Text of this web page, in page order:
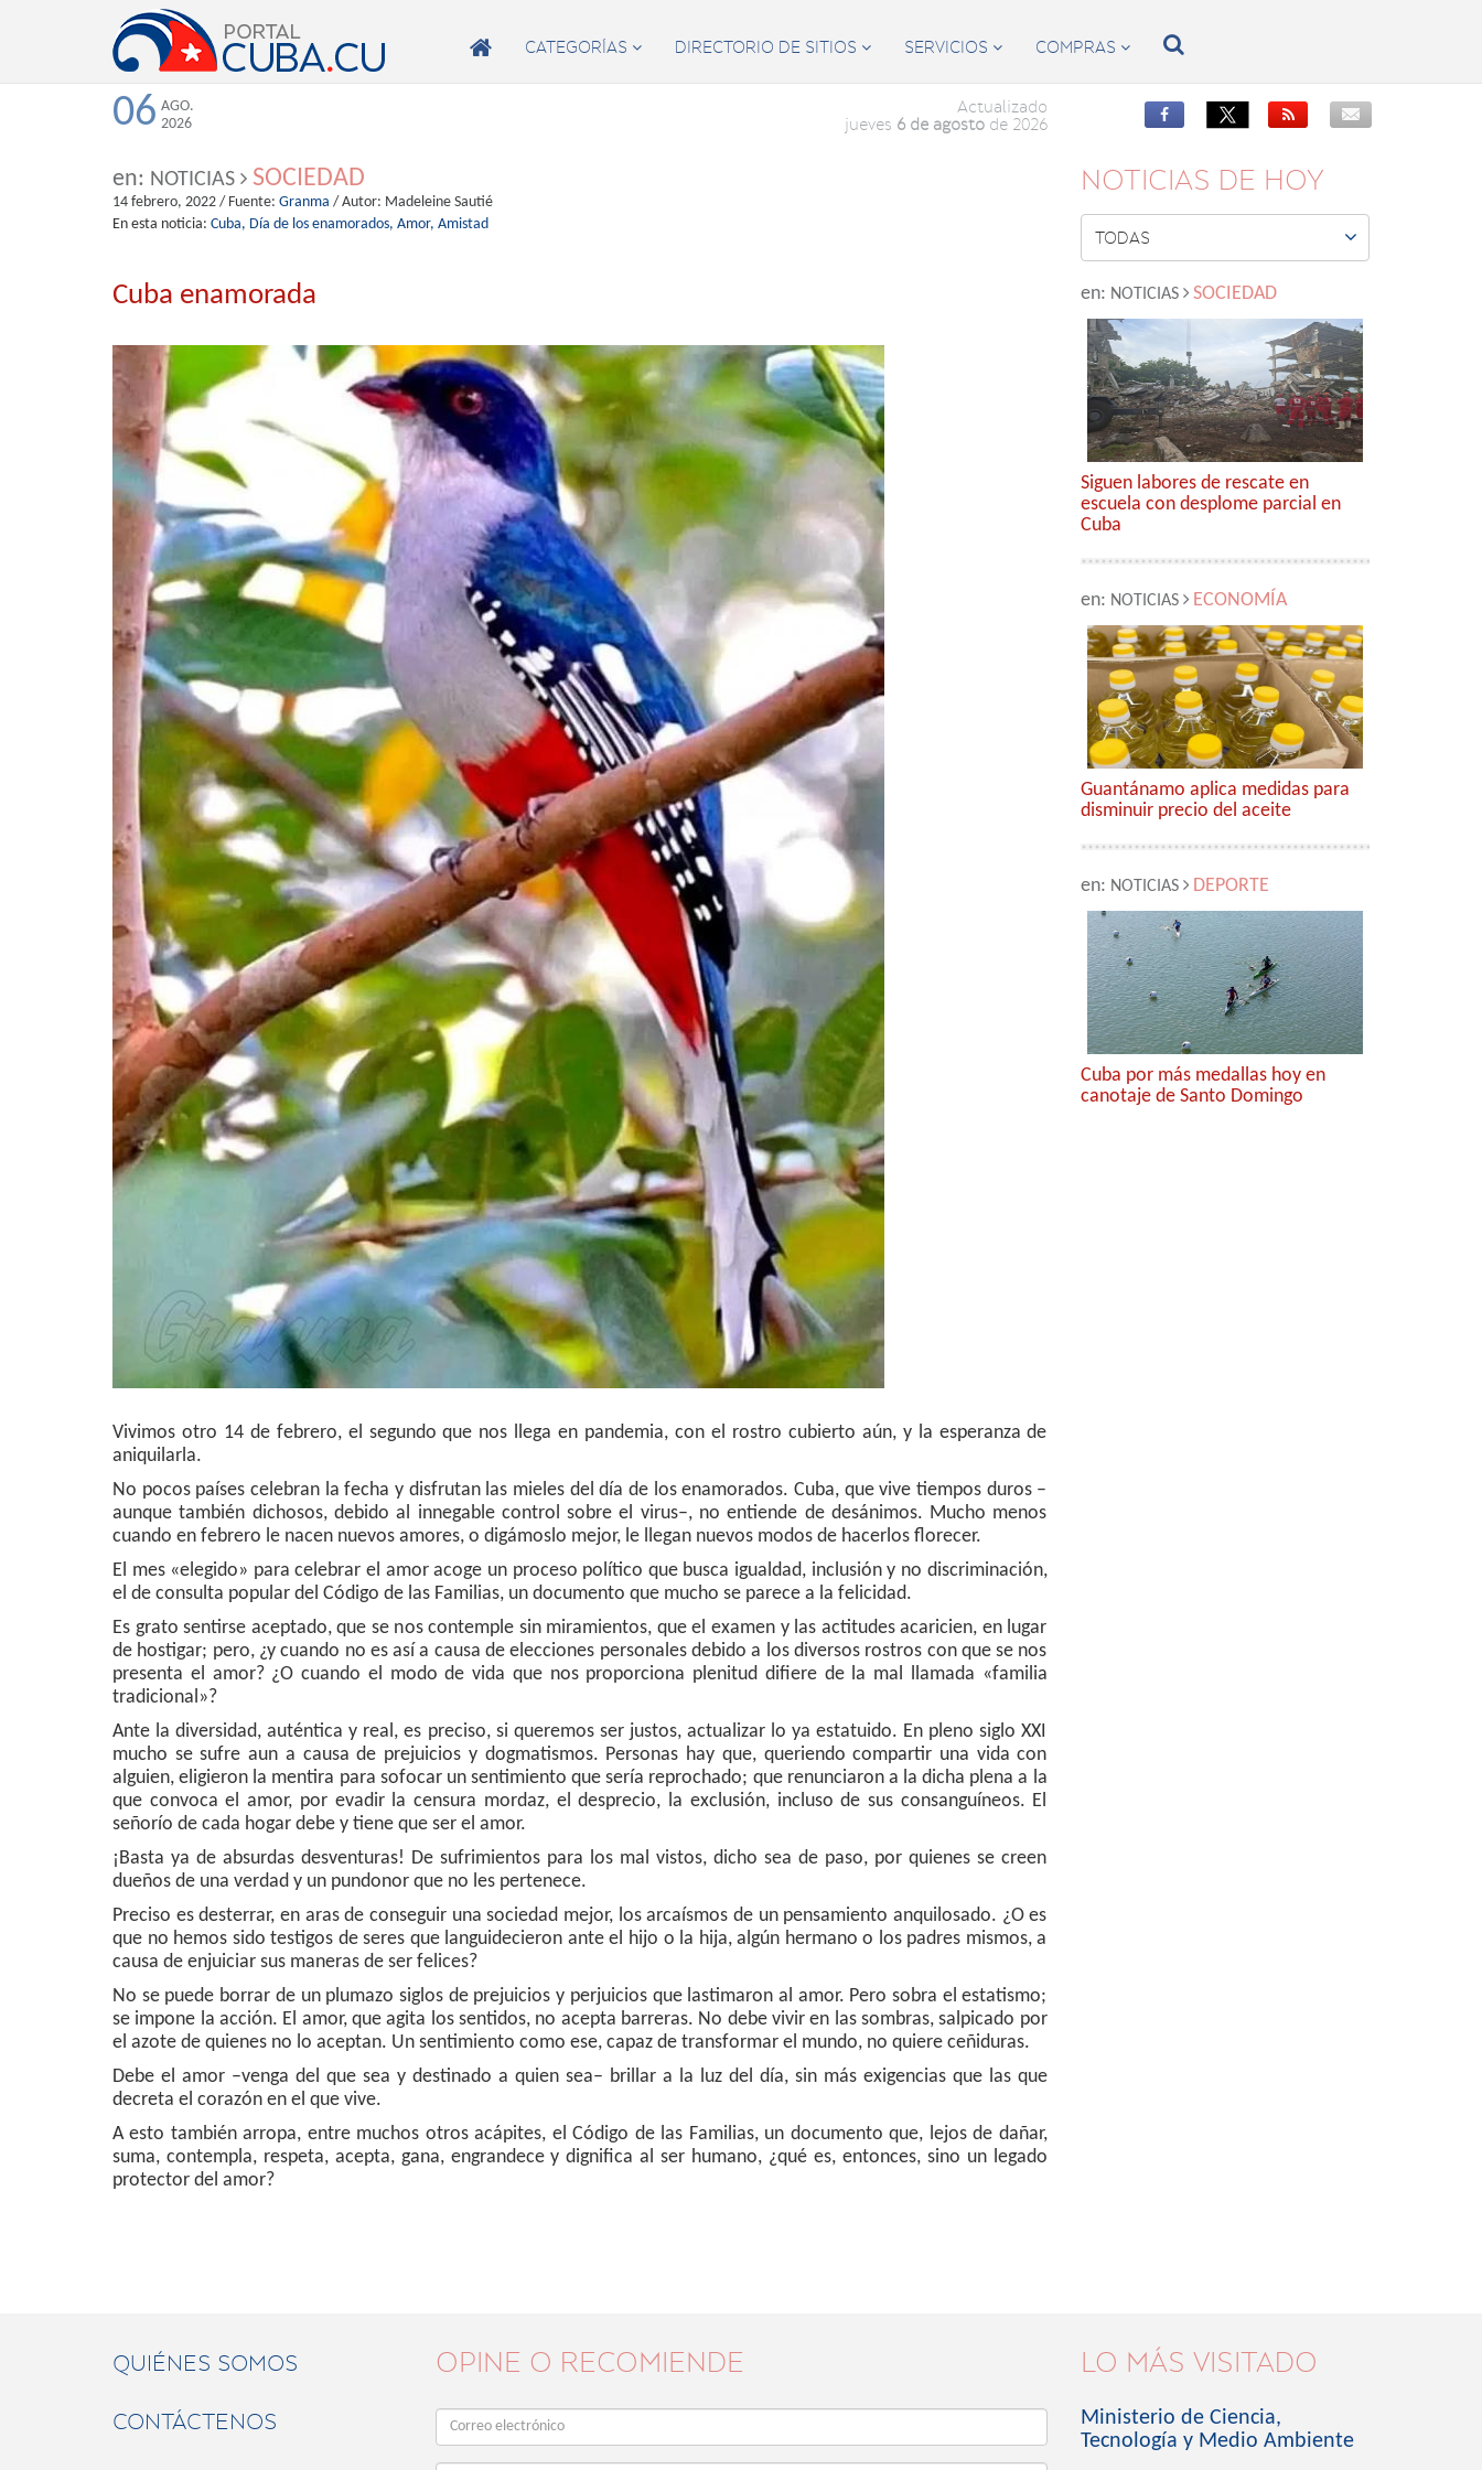
 CATEGORÍAS  DIRECTORIO DE SITIOS  SERVICIOS  COMPRAS  
06 AGO.
2026
Actualizado
jueves 6 de agostode 2026


en: NOTICIAS SOCIEDAD
14 febrero, 2022 / Fuente: Granma / Autor: Madeleine Sautié
En esta noticia: Cuba, Día de los enamorados, Amor, Amistad
Cuba enamorada
Vivimos otro 14 de febrero, el segundo que nos llega en pandemia, con el rostro cubierto aún, y la esperanza de
aniquilarla.
No pocos países celebran la fecha y disfrutan las mieles del día de los enamorados. Cuba, que vive tiempos duros –
aunque también dichosos, debido al innegable control sobre el virus–, no entiende de desánimos. Mucho menos
cuando en febrero le nacen nuevos amores, o digámoslo mejor, le llegan nuevos modos de hacerlos florecer.
El mes «elegido» para celebrar el amor acoge un proceso político que busca igualdad, inclusión y no discriminación,
el de consulta popular del Código de las Familias, un documento que mucho se parece a la felicidad.
Es grato sentirse aceptado, que se nos contemple sin miramientos, que el examen y las actitudes acaricien, en lugar
de hostigar; pero, ¿y cuando no es así a causa de elecciones personales debido a los diversos rostros con que se nos
presenta el amor? ¿O cuando el modo de vida que nos proporciona plenitud difiere de la mal llamada «familia
tradicional»?
Ante la diversidad, auténtica y real, es preciso, si queremos ser justos, actualizar lo ya estatuido. En pleno siglo XXI
mucho se sufre aun a causa de prejuicios y dogmatismos. Personas hay que, queriendo compartir una vida con
alguien, eligieron la mentira para sofocar un sentimiento que sería reprochado; que renunciaron a la dicha plena a la
que convoca el amor, por evadir la censura mordaz, el desprecio, la exclusión, incluso de sus consanguíneos. El
señorío de cada hogar debe y tiene que ser el amor.
¡Basta ya de absurdas desventuras! De sufrimientos para los mal vistos, dicho sea de paso, por quienes se creen
dueños de una verdad y un pundonor que no les pertenece.
Preciso es desterrar, en aras de conseguir una sociedad mejor, los arcaísmos de un pensamiento anquilosado. ¿O es
que no hemos sido testigos de seres que languidecieron ante el hijo o la hija, algún hermano o los padres mismos, a
causa de enjuiciar sus maneras de ser felices?
No se puede borrar de un plumazo siglos de prejuicios y perjuicios que lastimaron al amor. Pero sobra el estatismo;
se impone la acción. El amor, que agita los sentidos, no acepta barreras. No debe vivir en las sombras, salpicado por
el azote de quienes no lo aceptan. Un sentimiento como ese, capaz de transformar el mundo, no quiere ceñiduras.
Debe el amor –venga del que sea y destinado a quien sea– brillar a la luz del día, sin más exigencias que las que
decreta el corazón en el que vive.
A esto también arropa, entre muchos otros acápites, el Código de las Familias, un documento que, lejos de dañar,
suma, contempla, respeta, acepta, gana, engrandece y dignifica al ser humano, ¿qué es, entonces, sino un legado
protector del amor?
NOTICIAS DE HOY
TODAS 
en: NOTICIAS SOCIEDAD
Siguen labores de rescate en
escuela con desplome parcial en
Cuba
en: NOTICIAS ECONOMÍA
Guantánamo aplica medidas para
disminuir precio del aceite
en: NOTICIAS DEPORTE
Cuba por más medallas hoy en
canotaje de Santo Domingo
QUIÉNES SOMOS
CONTÁCTENOS
OPINE O RECOMIENDE LO MÁS VISITADO
Ministerio de Ciencia,
Tecnología y Medio Ambiente